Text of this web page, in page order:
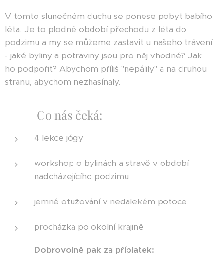
V tomto slunečném duchu se ponese pobyt babího
léta. Je to plodné období přechodu z léta do
podzimu a my se můžeme zastavit u našeho trávení
- jaké byliny a potraviny jsou pro něj vhodné? Jak
ho podpořit? Abychom příliš "nepálily" a na druhou
stranu, abychom nezhasínaly.
Co nás čeká:
4 lekce jógy
workshop o bylinách a stravě v období
nadcházejícího podzimu
jemné otužování v nedalekém potoce
procházka po okolní krajině
Dobrovolně pak za příplatek: